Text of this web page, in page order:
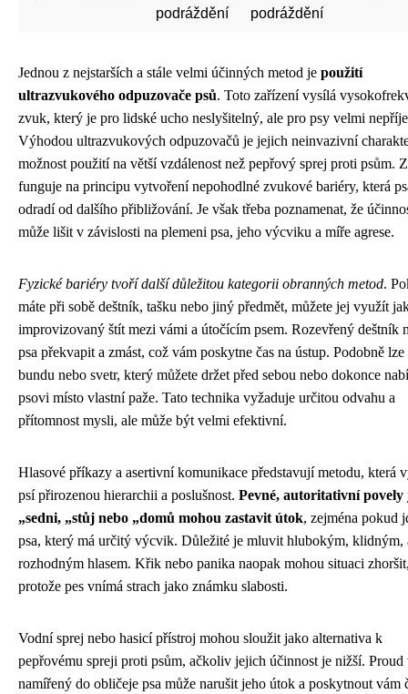
podráždění
podráždění
Jednou z nejstarších a stále velmi účinných metod je použití
ultrazvukového odpuzovače psů. Toto zařízení vysílá
zvuk, který je pro lidské ucho neslyšitelný, ale pro psy velmi
Výhodou ultrazvukových odpuzovačů je jejich neinvazivní
možnost použití na větší vzdálenost než pepřový sprej proti psům.
funguje na principu vytvoření nepohodlné zvukové bariéry, která
odradí od dalšího přibližování. Je však třeba poznamenat, že
může lišit v závislosti na plemeni psa, jeho výcviku a míře agrese.
Fyzické bariéry tvoří další důležitou kategorii obranných metod.
máte při sobě deštník, tašku nebo jiný předmět, můžete jej využít
improvizovaný štít mezi vámi a útočícím psem. Rozevřený deštník
psa překvapit a zmást, což vám poskytne čas na ústup. Podobně
bundu nebo svetr, který můžete držet před sebou nebo dokonce
psovi místo vlastní paže. Tato technika vyžaduje určitou odvahu a
přítomnost mysli, ale může být velmi efektivní.
Hlasové příkazy a asertivní komunikace představují metodu, která
psí přirozenou hierarchii a poslušnost. Pevné, autoritativní povely
„sedni, „stůj nebo „domů mohou zastavit útok, zejména pokud
psa, který má určitý výcvik. Důležité je mluvit hlubokým, klidným,
rozhodným hlasem. Křik nebo panika naopak mohou situaci
protože pes vnímá strach jako známku slabosti.
Vodní sprej nebo hasicí přístroj mohou sloužit jako alternativa k
pepřovému spreji proti psům, ačkoliv jejich účinnost je nižší. Proud
namířený do obličeje psa může narušit jeho útok a poskytnout vám